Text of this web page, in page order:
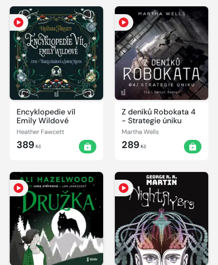
Encyklopedie víl
Emily Wildové
Heather Fawcett
389 Kč
Z deníků Robokata 4
- Strategie úniku
Martha Wells
289 Kč